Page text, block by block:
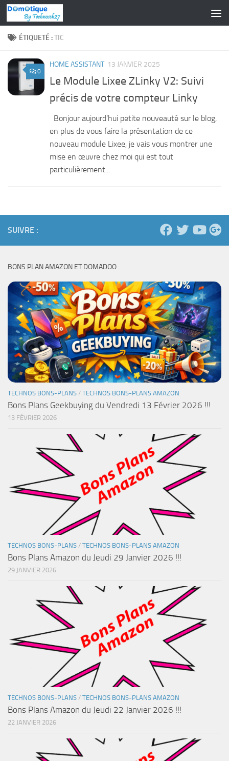
Skip to content
ÉTIQUETÉ :TIC
0
HOME ASSISTANT 13 JANVIER 2025
Le Module Lixee ZLinky V2: Suivi
précis de votre compteur Linky
Bonjour aujourd’hui petite nouveauté sur le blog,
en plus de vous faire la présentation de ce
nouveau module Lixee, je vais vous montrer une
mise en œuvre chez moi qui est tout
particulièrement...
SUIVRE :
BONS PLAN AMAZON ET DOMADOO
TECHNOS BONS-PLANS / TECHNOS BONS-PLANS AMAZON
Bons Plans Geekbuying du Vendredi 13 Février 2026 !!!
13 FÉVRIER 2026
TECHNOS BONS-PLANS / TECHNOS BONS-PLANS AMAZON
Bons Plans Amazon du Jeudi 29 Janvier 2026 !!!
29 JANVIER 2026
TECHNOS BONS-PLANS / TECHNOS BONS-PLANS AMAZON
Bons Plans Amazon du Jeudi 22 Janvier 2026 !!!
22 JANVIER 2026